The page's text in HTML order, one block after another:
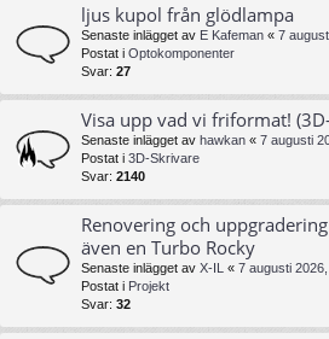
ljus kupol från glödlampa
Senaste inlägget av E Kafeman « 7
Postat i Optokomponenter
Svar: 27
Visa upp vad vi friformat!
Senaste inlägget av hawkan « 7 augusti
Postat i 3D-Skrivare
Svar: 2140
Renovering och
även en Turbo Rocky
Senaste inlägget av X-IL « 7 augusti
Postat i Projekt
Svar: 32